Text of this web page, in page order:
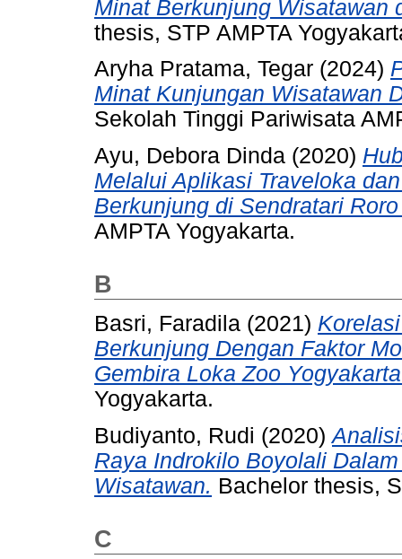
Minat Berkunjung Wisatawan
thesis, STP AMPTA
Aryha Pratama, Tegar (2024)
Minat Kunjungan Wisatawan
Sekolah Tinggi Pariwisata
Ayu, Debora Dinda (2020)
Melalui Aplikasi Traveloka
Berkunjung di Sendratari
AMPTA Yogyakarta.
B
Basri, Faradila (2021)
Berkunjung Dengan Faktor
Gembira Loka Zoo
Yogyakarta.
Budiyanto, Rudi (2020)
Raya Indrokilo Boyolali
Wisatawan. Bachelor thesis,
C